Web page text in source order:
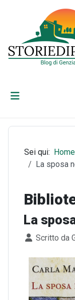
Sei qui: Home
La sposa
La
Dettagli
Scritto da